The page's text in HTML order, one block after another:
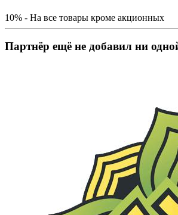
10% - На все товары кроме акционных
Партнёр ещё не добавил ни